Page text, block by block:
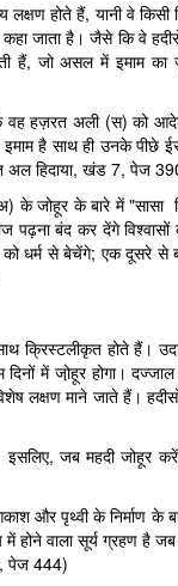
लक्षण होते हैं, यानी वे किसी
कहा जाता है। जैसे कि वे
हैं, जो असल में इमाम का
वह हज़रत अली (स) को
है साथ ही उनके पीछे
अल हिदाया, खंड 7, पेज
के जोहूर के बारे में "सासा
बंद कर देंगे विश्वासों
को धर्म से बेचेंगे; एक दूसरे से
क्रिस्टलीकृत होते हैं।
में जो़हूर होगा।
लक्षण माने जाते हैं।
जब महदी जोहूर
और पृथ्वी के निर्माण के
होने वाला सूर्य ग्रहण है
पेज 444)